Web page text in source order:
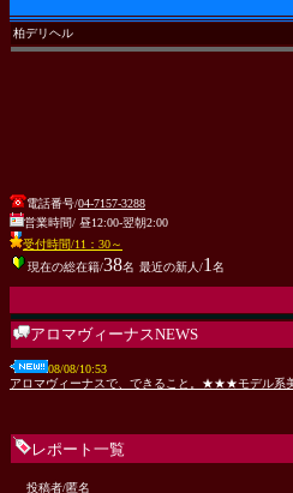
柏デリヘル
電話番号/04-7157-3288
営業時間/ 昼12:00-翌朝2:00
受付時間/11：30～
現在の総在籍/38名 最近の新人/1 名
アロマヴィーナスNEWS
08/08/10:53
アロマヴィーナスで、できること。★★★モデル系
レポート一覧
投稿者/匿名